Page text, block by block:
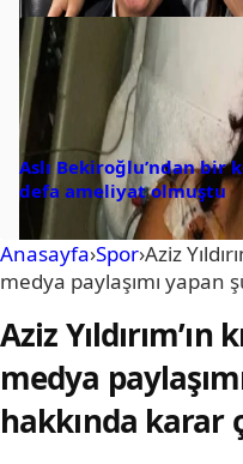
Aslı Bekiroğlu’ndan bir
defa ameliyat olmuştu
Anasayfa›Spor›Aziz
medya paylaşımı yapan
Aziz
medya
hakkında karar